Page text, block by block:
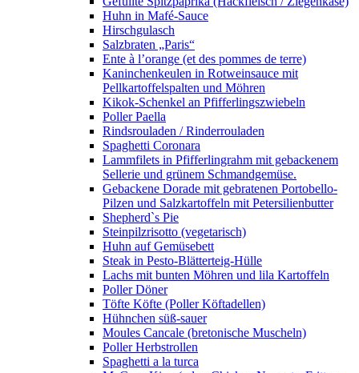
Huhn in Mafé-Sauce
Hirschgulasch
Salzbraten „Paris“
Ente à l’orange (et des pommes de terre)
Kaninchenkeulen in Rotweinsauce mit
Pellkartoffelspalten und Möhren
Kikok-Schenkel an Pfifferlingszwiebeln
Poller Paella
Rindsrouladen / Rinderrouladen
Spaghetti Coronara
Lammfilets in Pfifferlingrahm mit gebackenem
Sellerie und grünem Schmandgemüse.
Gebackene Dorade mit gebratenen Portobello-
Pilzen und Salzkartoffeln mit Petersilienbutter
Shepherd`s Pie
Steinpilzrisotto (vegetarisch)
Huhn auf Gemüsebett
Steak in Pesto-Blätterteig-Hülle
Lachs mit bunten Möhren und lila Kartoffeln
Poller Döner
Töfte Köfte (Poller Köftadellen)
Hühnchen süß-sauer
Moules Cancale (bretonische Muscheln)
Poller Herbstrollen
Spaghetti a la turca